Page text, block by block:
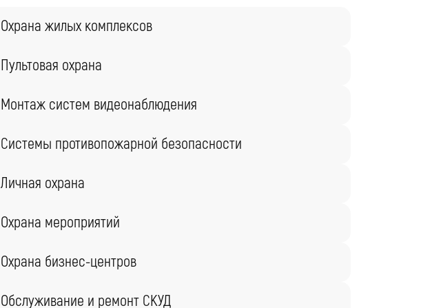
Охрана жилых комплексов
Пультовая охрана
Монтаж систем видеонаблюдения
Системы противопожарной безопасности
Личная охрана
Охрана мероприятий
Охрана бизнес-центров
Обслуживание и ремонт СКУД